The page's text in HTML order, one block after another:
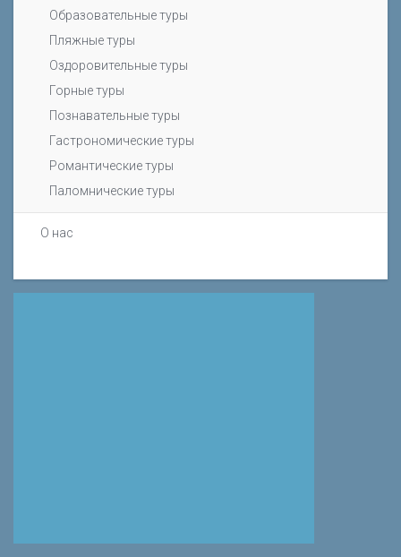
Образовательные туры
Пляжные туры
Оздоровительные туры
Горные туры
Познавательные туры
Гастрономические туры
Романтические туры
Паломнические туры
О нас